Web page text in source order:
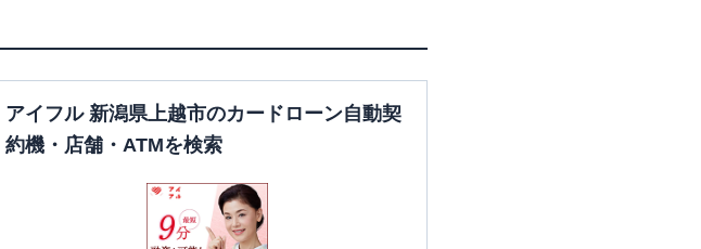
アイフル 新潟県上越市のカードローン自動契
約機・店舗・ATMを検索